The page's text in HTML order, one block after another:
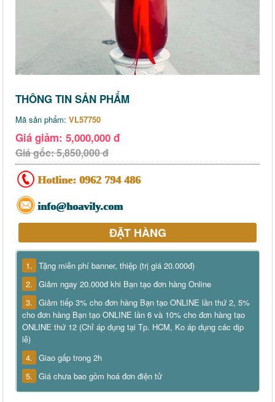
THÔNG TIN SẢN PHẨM
Mã sản phẩm: VL57750
Giá giảm: 5,000,000 đ
Giá gốc: 5,850,000 đ
Hotline: 0962 794 486
info@hoavily.com
ĐẶT HÀNG
1. Tặng miễn phí banner, thiệp (trị giá 20.000đ)
2. Giảm ngay 20.000đ khi Bạn tạo đơn hàng Online
3. Giảm tiếp 3% cho đơn hàng Bạn tạo ONLINE lần thứ 2, 5%
cho đơn hàng Bạn tạo ONLINE lần 6 và 10% cho đơn hàng tạo
ONLINE thứ 12 (Chỉ áp dụng tại Tp. HCM, Ko áp dụng các dịp
lễ)
4. Giao gấp trong 2h
5. Giá chưa bao gồm hoá đơn điện tử